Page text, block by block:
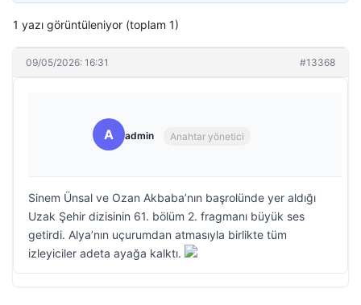
1 yazı görüntüleniyor (toplam 1)
09/05/2026: 16:31 #13368
A admin Anahtar yönetici
Sinem Ünsal ve Ozan Akbaba’nın başrolünde yer aldığı
Uzak Şehir dizisinin 61. bölüm 2. fragmanı büyük ses
getirdi. Alya’nın uçurumdan atmasıyla birlikte tüm
izleyiciler adeta ayağa kalktı.